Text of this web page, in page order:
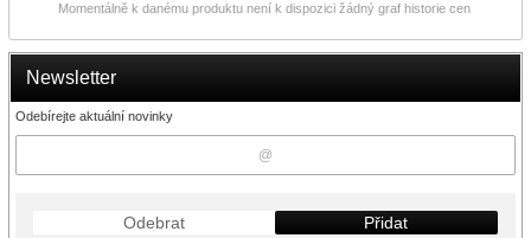
Newsletter
Odebírejte aktuální novinky
Odebrat Přidat
Momentálně k danému produktu není k dispozici žádný graf historie cen